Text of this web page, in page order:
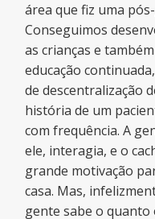
área que fiz uma
Conseguimos
as crianças e
educação
de descentralização
história de um
com frequência. A
ele, interagia, e o
grande motivação
casa. Mas,
gente sabe o quanto